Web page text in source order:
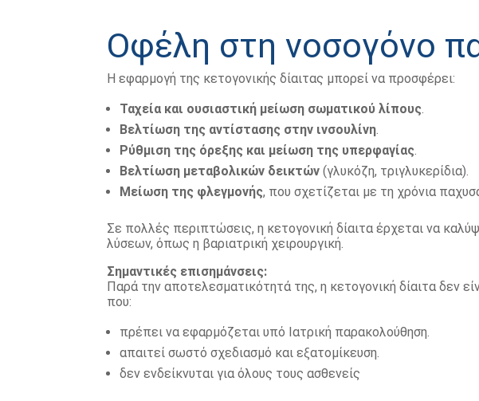
Οφέλη στη νοσογόνο
Η εφαρμογή της κετογονικής δίαιτας μπορεί να προσφέρει:
Ταχεία και ουσιαστική μείωση σωματικού λίπους.
Βελτίωση της αντίστασης στην ινσουλίνη.
Ρύθμιση της όρεξης και μείωση της υπερφαγίας.
Βελτίωση μεταβολικών δεικτών (γλυκόζη, τριγλυκερίδια).
Μείωση της φλεγμονής, που σχετίζεται με τη χρόνια
Σε πολλές περιπτώσεις, η κετογονική δίαιτα έρχεται να
λύσεων, όπως η βαριατρική χειρουργική.
Σημαντικές επισημάνσεις:
Παρά την αποτελεσματικότητά της, η κετογονική δίαιτα δεν
που:
πρέπει να εφαρμόζεται υπό Ιατρική παρακολούθηση.
απαιτεί σωστό σχεδιασμό και εξατομίκευση.
δεν ενδείκνυται για όλους τους ασθενείς